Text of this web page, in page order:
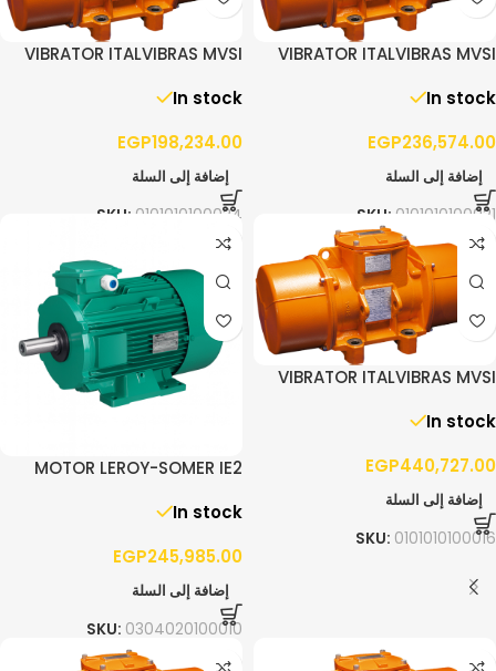
VIBRATOR ITALVIBRAS MVSI
In stock
EGP236,574.00
إضافة إلى السلة
SKU: 0101010100021
VIBRATOR ITALVIBRAS MVSI
In stock
EGP198,234.00
إضافة إلى السلة
SKU: 0101010100024
VIBRATOR ITALVIBRAS MVSI
In stock
EGP440,727.00
إضافة إلى السلة
SKU: 0101010100016
MOTOR LEROY-SOMER IE2
B3
In stock
EGP245,985.00
إضافة إلى السلة
SKU: 0304020100010